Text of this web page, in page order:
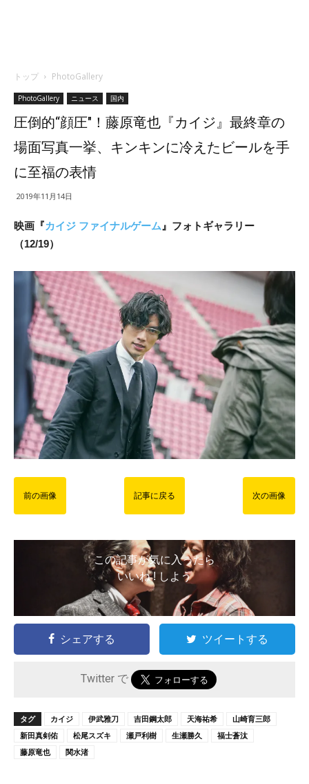
トップ PhotoGallery
PhotoGallery ニュース 国内
圧倒的“顔圧″！藤原竜也『カイジ』最終章の
場面写真一挙、キンキンに冷えたビールを手
に至福の表情
2019年11月14日
映画『カイジ ファイナルゲーム 』フォトギャラリー
（12/19）
前の画像 記事に戻る 次の画像
この記事が気に入ったら
いいね ! しよう
シェアする ツイートする
Twitter で
タグ カイジ 伊武雅刀 吉田鋼太郎 天海祐希
山崎育三郎
新田真剣佑
松尾スズキ 瀬戸利樹 生瀬勝久
福士蒼汰
藤原竜也
関水渚